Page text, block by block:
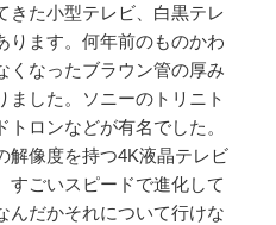
きた小型テレビ、白黒テレ
ります。何年前のものかわ
くなったブラウン管の厚み
ました。ソニーのトリニト
ロンなどが有名でした。
解像度を持つ4K液晶テレビ
すごいスピードで進化して
んだかそれについて行けな